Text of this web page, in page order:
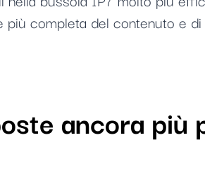
completa del contenuto e
ancora più